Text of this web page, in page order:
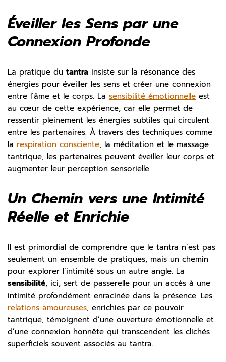
Éveiller les Sens par une
Connexion Profonde
La pratique du tantra insiste sur la résonance des
énergies pour éveiller les sens et créer une connexion
entre l’âme et le corps. La sensibilité émotionnelle est
au cœur de cette expérience, car elle permet de
ressentir pleinement les énergies subtiles qui circulent
entre les partenaires. À travers des techniques comme
la respiration consciente, la méditation et le massage
tantrique, les partenaires peuvent éveiller leur corps et
augmenter leur perception sensorielle.
Un Chemin vers une Intimité
Réelle et Enrichie
Il est primordial de comprendre que le tantra n’est pas
seulement un ensemble de pratiques, mais un chemin
pour explorer l’intimité sous un autre angle. La
sensibilité, ici, sert de passerelle pour un accès à une
intimité profondément enracinée dans la présence. Les
relations amoureuses, enrichies par ce pouvoir
tantrique, témoignent d’une ouverture émotionnelle et
d’une connexion honnête qui transcendent les clichés
superficiels souvent associés au tantra.